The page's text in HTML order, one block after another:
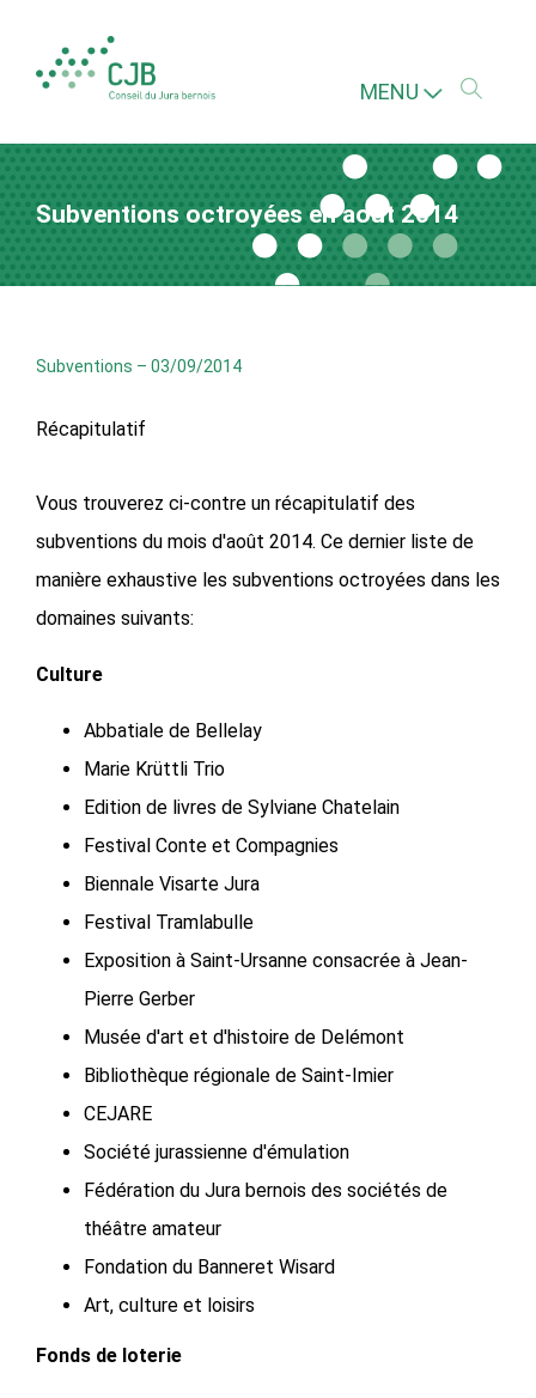
MENU
Subventions octroyées en août 2014
Subventions – 03/09/2014
Récapitulatif
Vous trouverez ci-contre un récapitulatif des
subventions du mois d'août 2014. Ce dernier liste de
manière exhaustive les subventions octroyées dans les
domaines suivants:
Culture
Abbatiale de Bellelay
Marie Krüttli Trio
Edition de livres de Sylviane Chatelain
Festival Conte et Compagnies
Biennale Visarte Jura
Festival Tramlabulle
Exposition à Saint-Ursanne consacrée à Jean-
Pierre Gerber
Musée d'art et d'histoire de Delémont
Bibliothèque régionale de Saint-Imier
CEJARE
Société jurassienne d'émulation
Fédération du Jura bernois des sociétés de
théâtre amateur
Fondation du Banneret Wisard
Art, culture et loisirs
Fonds de loterie